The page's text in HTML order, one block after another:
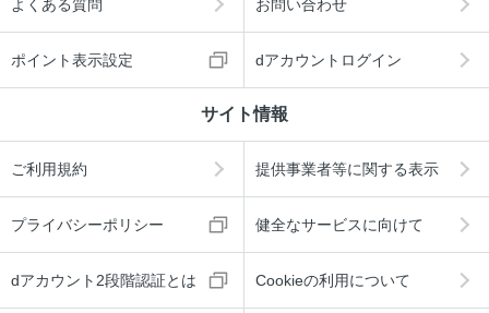
よくある質問 お問い合わせ
ポイント表示設定 dアカウントログイン
サイト情報
ご利用規約 提供事業者等に関する表示
プライバシーポリシー 健全なサービスに向けて
dアカウント2段階認証とは Cookieの利用について